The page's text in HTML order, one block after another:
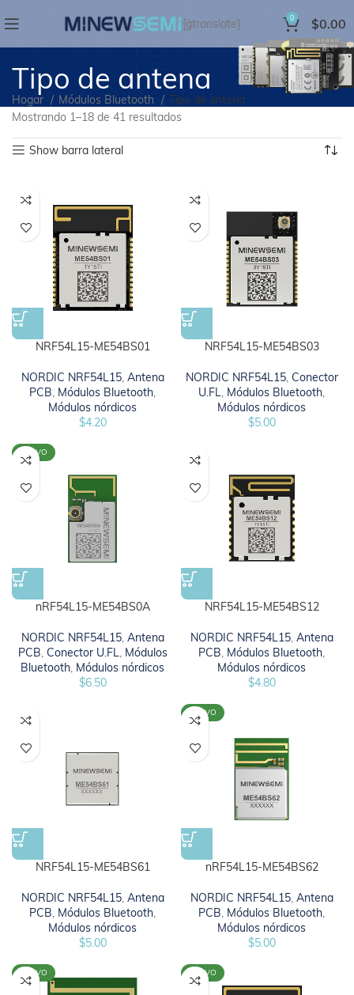
[gtranslate] 0 $0.00
Tipo de antena
Hogar Módulos Bluetooth
Tipo de antena
Mostrando 1–18 de 41 resultados
Show barra lateral
NRF54L15-ME54BS01
NORDIC NRF54L15, Antena
PCB, Módulos Bluetooth,
Módulos nórdicos
$4.20
NRF54L15-ME54BS03
NORDIC NRF54L15, Conector
U.FL, Módulos Bluetooth,
Módulos nórdicos
$5.00
NUEVO
nRF54L15-ME54BS0A
NORDIC NRF54L15, Antena
PCB, Conector U.FL, Módulos
Bluetooth, Módulos nórdicos
$6.50
NRF54L15-ME54BS12
NORDIC NRF54L15, Antena
PCB, Módulos Bluetooth,
Módulos nórdicos
$4.80
NRF54L15-ME54BS61
NORDIC NRF54L15, Antena
PCB, Módulos Bluetooth,
Módulos nórdicos
$5.00
NUEVO
nRF54L15-ME54BS62
NORDIC NRF54L15, Antena
PCB, Módulos Bluetooth,
Módulos nórdicos
$5.00
NUEVO NUEVO